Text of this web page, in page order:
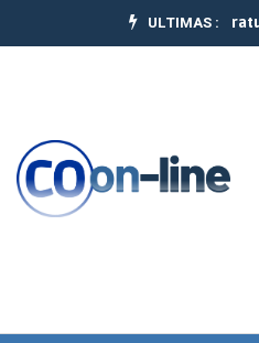
ULTIMAS :
10 cursos gratuitos em